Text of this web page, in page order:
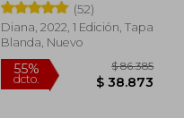
(52)
Diana, 2022, 1 Edición, Tapa
Blanda, Nuevo